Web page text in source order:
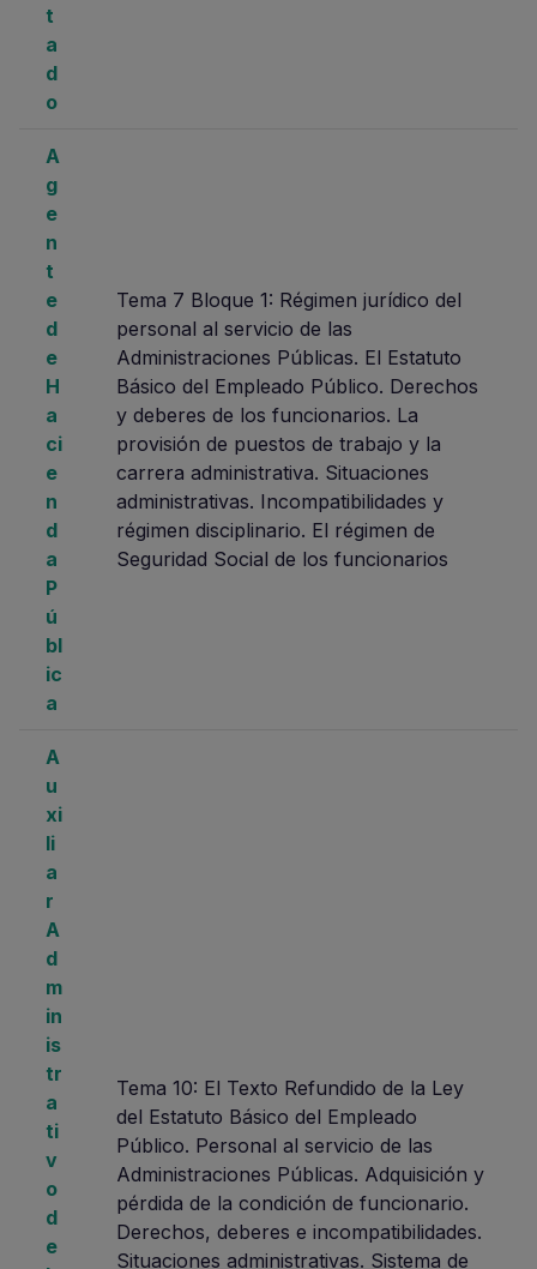
t
a
d
o
A
g
e
n
t
e
d
e
H
a
ci
e
n
d
a
P
ú
bl
ic
a
Tema 7 Bloque 1: Régimen jurídico del
personal al servicio de las
Administraciones Públicas. El Estatuto
Básico del Empleado Público. Derechos
y deberes de los funcionarios. La
provisión de puestos de trabajo y la
carrera administrativa. Situaciones
administrativas. Incompatibilidades y
régimen disciplinario. El régimen de
Seguridad Social de los funcionarios
A
u
xi
li
a
r
A
d
m
in
is
tr
a
ti
v
o
d
e
Tema 10: El Texto Refundido de la Ley
del Estatuto Básico del Empleado
Público. Personal al servicio de las
Administraciones Públicas. Adquisición y
pérdida de la condición de funcionario.
Derechos, deberes e incompatibilidades.
Situaciones administrativas. Sistema de